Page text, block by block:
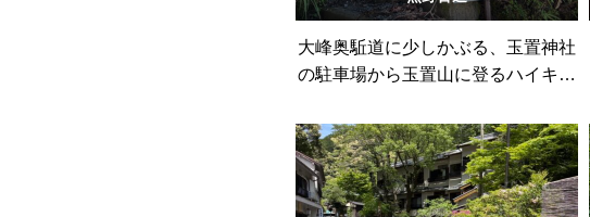
大峰奥駈道に少しかぶる、玉置神社
の駐車場から玉置山に登るハイキン